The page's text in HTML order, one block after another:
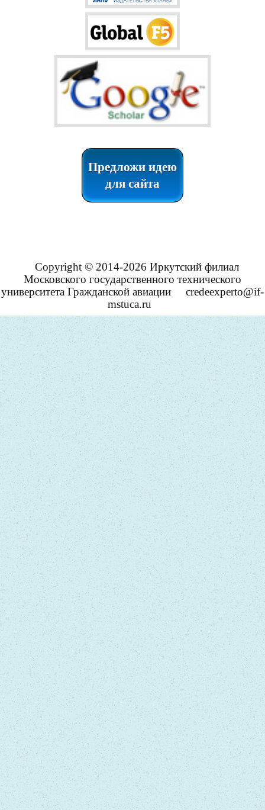
Предложи идею
для сайта
Copyright © 2014-2026 Иркутский филиал
Московского государственного технического
университета Гражданской авиации
credeexperto@if-
mstuca.ru